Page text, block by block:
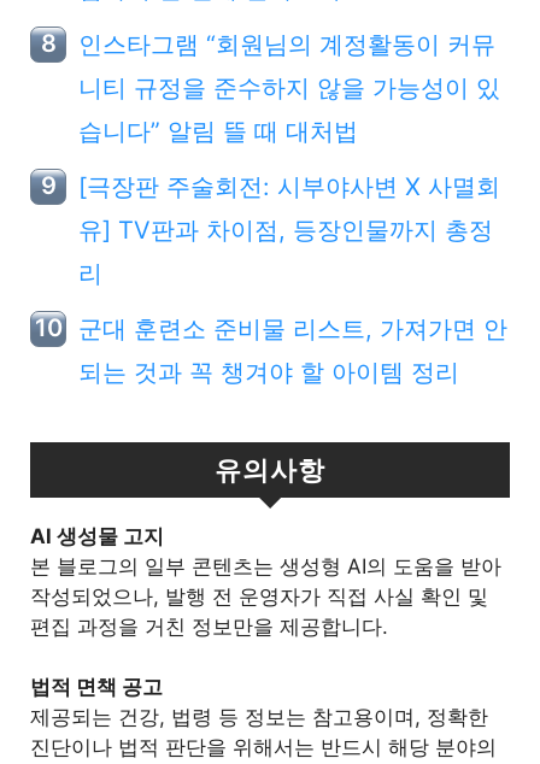
인스타그램 “회원님의 계정활동이 커뮤
니티 규정을 준수하지 않을 가능성이 있
습니다” 알림 뜰 때 대처법
[극장판 주술회전: 시부야사변 X 사멸회
유] TV판과 차이점, 등장인물까지 총정
리
군대 훈련소 준비물 리스트, 가져가면 안
되는 것과 꼭 챙겨야 할 아이템 정리
유의사항
Al 생성물 고지
본 블로그의 일부 콘텐츠는 생성형 AI의 도움을 받아
작성되었으나, 발행 전 운영자가 직접 사실 확인 및
편집 과정을 거친 정보만을 제공합니다.
법적 면책 공고
제공되는 건강, 법령 등 정보는 참고용이며, 정확한
진단이나 법적 판단을 위해서는 반드시 해당 분야의